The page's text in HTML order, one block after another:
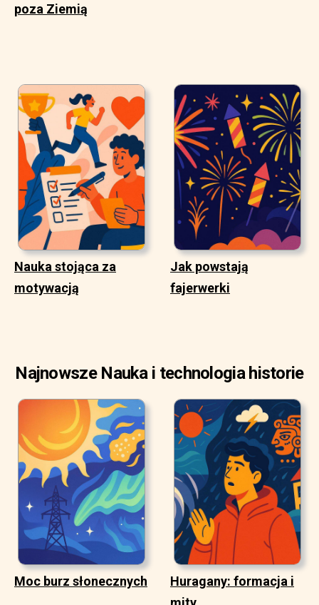
poza Ziemią
Nauka stojąca za
motywacją
Jak powstają
fajerwerki
Najnowsze Nauka i technologia historie
Moc burz słonecznych
Huragany: formacja i